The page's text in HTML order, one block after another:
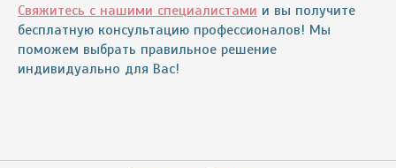
Свяжитесь с нашими специалистами и вы получите
бесплатную консультацию профессионалов! Мы
поможем выбрать правильное решение
индивидуально для Вас!